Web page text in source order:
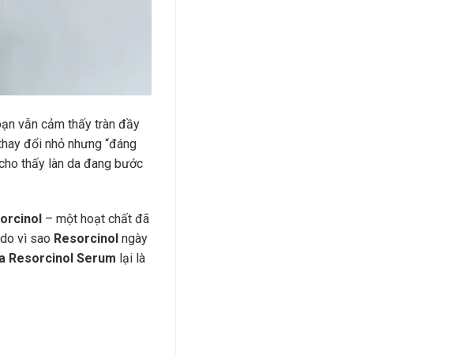
vẫn cảm thấy tràn đầy
đổi nhỏ nhưng “đáng
thấy làn da đang bước
– một hoạt chất đã
vì sao Resorcinol ngày
Resorcinol Serum lại là